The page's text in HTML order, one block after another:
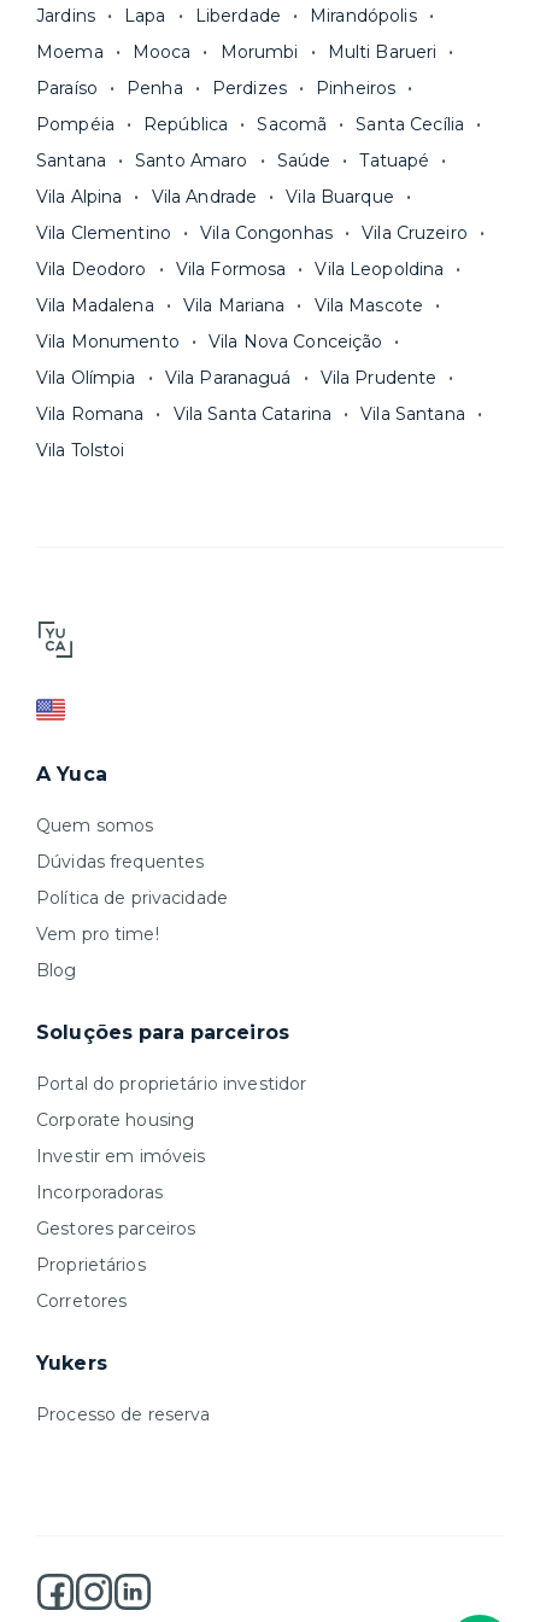
Jardins
Lapa Liberdade
Mirandópolis
Moema
Mooca Morumbi
Multi Barueri
Paraíso
Penha Perdizes
Pinheiros
Pompéia
República Sacomã
Santa Cecília
Santana
Santo Amaro Saúde
Tatuapé
Vila Alpina
Vila Andrade
Vila Buarque
Vila Clementino
Vila Congonhas
Vila Cruzeiro
Vila Deodoro
Vila Formosa
Vila Leopoldina
Vila Madalena
Vila Mariana
Vila Mascote
Vila Monumento
Vila Nova Conceição
Vila Olímpia
Vila Paranaguá
Vila Prudente
Vila Romana
Vila Santa Catarina
Vila Santana
Vila Tolstoi
A Yuca
Quem somos
Dúvidas frequentes
Política de privacidade
Vem pro time!
Blog
Soluções para parceiros
Portal do proprietário investidor
Corporate housing
Investir em imóveis
Incorporadoras
Gestores parceiros
Proprietários
Corretores
Yukers
Processo de reserva